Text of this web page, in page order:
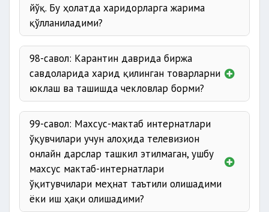
йўқ. Бу ҳолатда харидорларга жарима
қўлланиладими?
98-савол: Карантин даврида биржа
савдоларида харид қилинган товарларни
юклаш ва ташишда чекловлар борми?
99-савол: Махсус-мактаб интернатлари
ўқувчилари учун алоҳида телевизион
онлайн дарслар ташкил этилмаган, ушбу
махсус мактаб-интернатлари
ўқитувчилари меҳнат таътили олишадими
ёки иш ҳақи олишадими?